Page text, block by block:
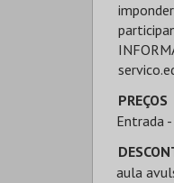
PREÇOS
Entrada
aula